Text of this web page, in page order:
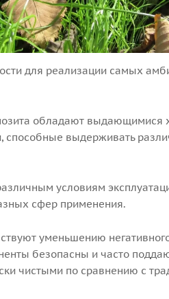
для реализации самых
обладают выдающимися
способные выдерживать
условиям
сфер применения.
уменьшению
безопасны и часто
чистыми по сравнению с